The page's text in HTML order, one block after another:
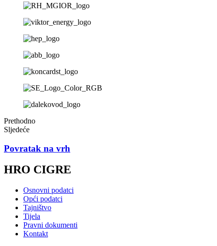
Prethodno
Sljedeće
Povratak na vrh
HRO CIGRE
Osnovni podatci
Opći podatci
Tajništvo
Tijela
Pravni dokumenti
Kontakt